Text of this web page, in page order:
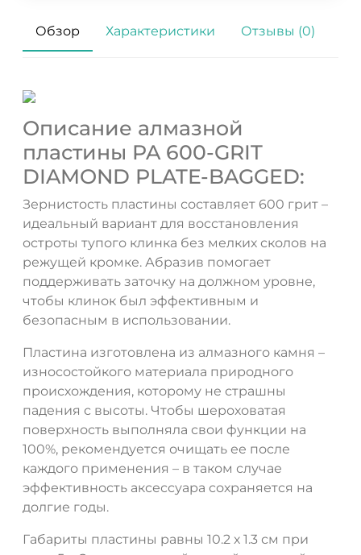
Обзор Характеристики Отзывы (0)
Описание алмазной
пластины PA 600-GRIT
DIAMOND PLATE-BAGGED:
Зернистость пластины составляет 600 грит –
идеальный вариант для восстановления
остроты тупого клинка без мелких сколов на
режущей кромке. Абразив помогает
поддерживать заточку на должном уровне,
чтобы клинок был эффективным и
безопасным в использовании.
Пластина изготовлена из алмазного камня –
износостойкого материала природного
происхождения, которому не страшны
падения с высоты. Чтобы шероховатая
поверхность выполняла свои функции на
100%, рекомендуется очищать ее после
каждого применения – в таком случае
эффективность аксессуара сохраняется на
долгие годы.
Габариты пластины равны 10.2 х 1.3 см при